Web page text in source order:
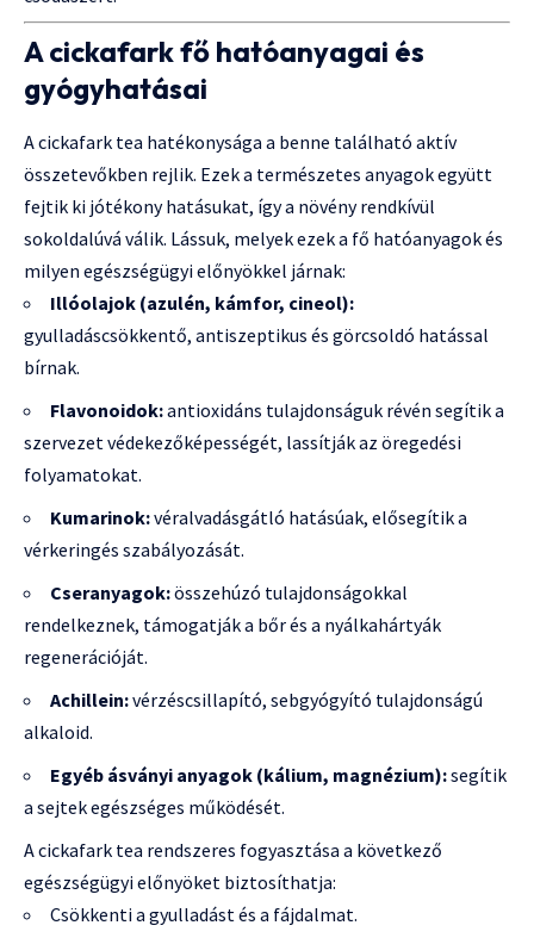
A cickafark fő hatóanyagai és
gyógyhatásai
A cickafark tea hatékonysága a benne található aktív
összetevőkben rejlik. Ezek a természetes anyagok együtt
fejtik ki jótékony hatásukat, így a növény rendkívül
sokoldalúvá válik. Lássuk, melyek ezek a fő hatóanyagok és
milyen egészségügyi előnyökkel járnak:
Illóolajok (azulén, kámfor, cineol):
gyulladáscsökkentő, antiszeptikus és görcsoldó hatással
bírnak.
Flavonoidok:antioxidáns tulajdonságuk révén segítik a
szervezet védekezőképességét, lassítják az öregedési
folyamatokat.
Kumarinok:véralvadásgátló hatásúak, elősegítik a
vérkeringés szabályozását.
Cseranyagok:összehúzó tulajdonságokkal
rendelkeznek, támogatják a bőr és a nyálkahártyák
regenerációját.
Achillein:vérzéscsillapító, sebgyógyító tulajdonságú
alkaloid.
Egyéb ásványi anyagok (kálium, magnézium):segítik
a sejtek egészséges működését.
A cickafark tea rendszeres fogyasztása a következő
egészségügyi előnyöket biztosíthatja:
Csökkenti a gyulladást és a fájdalmat.